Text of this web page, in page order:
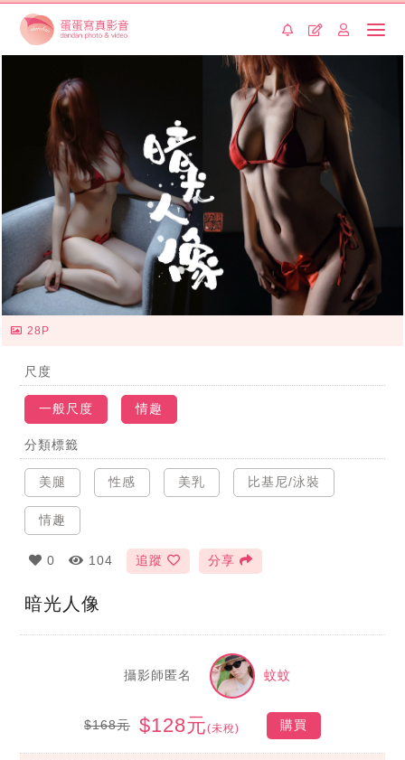
28P
尺度
一般尺度 情趣
分類標籤
美腿 性感 美乳 比基尼/泳裝
情趣
0 104 追蹤 分享
暗光人像
攝影師匿名 蚊蚊
$168元 $128元(未稅) 購買